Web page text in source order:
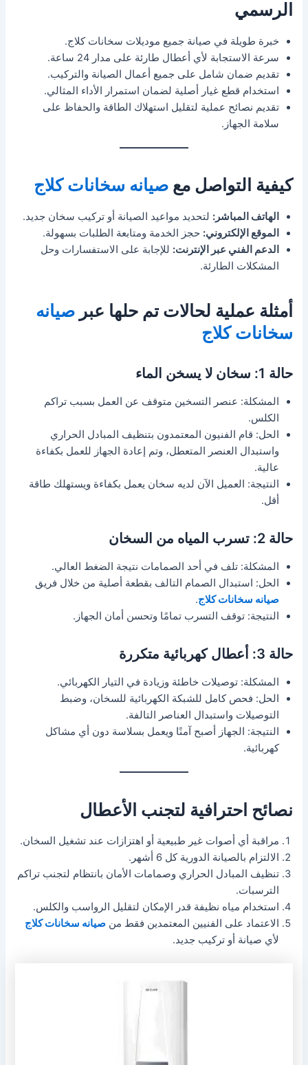
الرسمي
خبرة طويلة في صيانة جميع موديلات سخانات كلاج.
سرعة الاستجابة لأي أعطال طارئة على مدار 24 ساعة.
تقديم ضمان شامل على جميع أعمال الصيانة والتركيب.
استخدام قطع غيار أصلية لضمان استمرار الأداء المثالي.
تقديم نصائح عملية لتقليل استهلاك الطاقة والحفاظ على
سلامة الجهاز.
كيفية التواصل معصيانه سخانات كلاج
الهاتف المباشر: لتحديد مواعيد الصيانة أو تركيب سخان جديد.
الموقع الإلكتروني: حجز الخدمة ومتابعة الطلبات بسهولة.
الدعم الفني عبر الإنترنت: للإجابة على الاستفسارات وحل
المشكلات الطارئة.
أمثلة عملية لحالات تم حلها عبرصيانه
سخانات كلاج
حالة 1: سخان لا يسخن الماء
المشكلة: عنصر التسخين متوقف عن العمل بسبب تراكم
الكلس.
الحل: قام الفنيون المعتمدون بتنظيف المبادل الحراري
واستبدال العنصر المتعطل، وتم إعادة الجهاز للعمل بكفاءة
عالية.
النتيجة: العميل الآن لديه سخان يعمل بكفاءة ويستهلك طاقة
أقل.
حالة 2: تسرب المياه من السخان
المشكلة: تلف في أحد الصمامات نتيجة الضغط العالي.
الحل: استبدال الصمام التالف بقطعة أصلية من خلال فريق
صيانه سخانات كلاج.
النتيجة: توقف التسرب تمامًا وتحسن أمان الجهاز.
حالة 3: أعطال كهربائية متكررة
المشكلة: توصيلات خاطئة وزيادة في التيار الكهربائي.
الحل: فحص كامل للشبكة الكهربائية للسخان، وضبط
التوصيلات واستبدال العناصر التالفة.
النتيجة: الجهاز أصبح آمنًا ويعمل بسلاسة دون أي مشاكل
كهربائية.
نصائح احترافية لتجنب الأعطال
مراقبة أي أصوات غير طبيعية أو اهتزازات عند تشغيل السخان.
الالتزام بالصيانة الدورية كل 6 أشهر.
تنظيف المبادل الحراري وصمامات الأمان بانتظام لتجنب تراكم
الترسبات.
استخدام مياه نظيفة قدر الإمكان لتقليل الرواسب والكلس.
الاعتماد على الفنيين المعتمدين فقط منصيانه سخانات كلاج
لأي صيانة أو تركيب جديد.